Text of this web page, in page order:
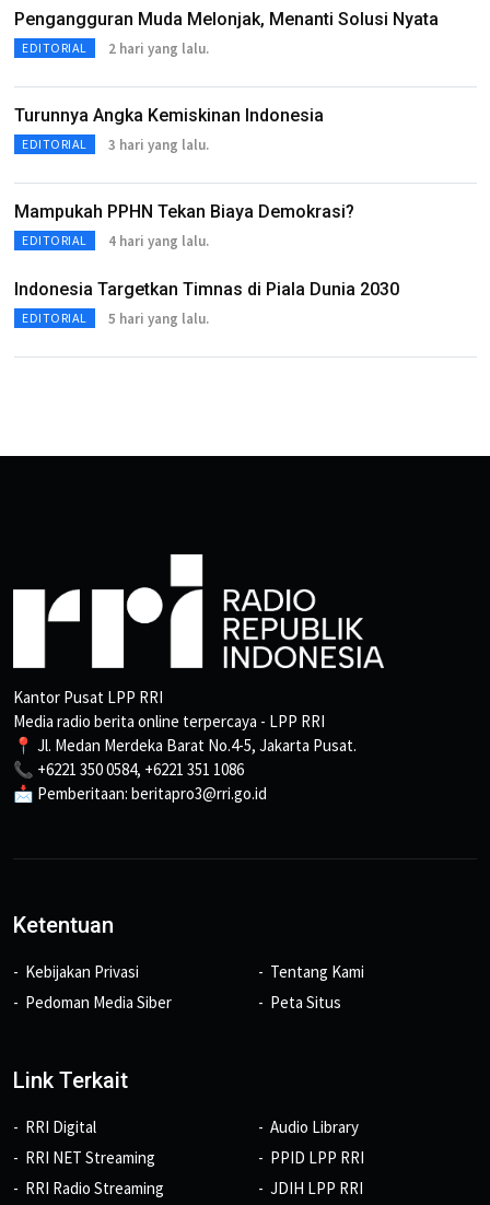
Pengangguran Muda Melonjak, Menanti Solusi Nyata
EDITORIAL 2 hari yang lalu.
Turunnya Angka Kemiskinan Indonesia
EDITORIAL 3 hari yang lalu.
Mampukah PPHN Tekan Biaya Demokrasi?
EDITORIAL 4 hari yang lalu.
Indonesia Targetkan Timnas di Piala Dunia 2030
EDITORIAL 5 hari yang lalu.
Kantor Pusat LPP RRI
Media radio berita online terpercaya - LPP RRI
📍 Jl. Medan Merdeka Barat No.4-5, Jakarta Pusat.
📞 +6221 350 0584, +6221 351 1086
📩 Pemberitaan: beritapro3@rri.go.id
Ketentuan
Kebijakan Privasi
Pedoman Media Siber
Tentang Kami
Peta Situs
Link Terkait
RRI Digital
RRI NET Streaming
RRI Radio Streaming
Audio Library
PPID LPP RRI
JDIH LPP RRI